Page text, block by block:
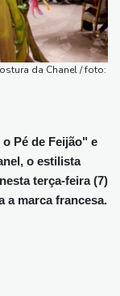
e avança às quartas
a se distanciar de
da Chanel / foto:
Pé de Feijão" e
o estilista
terça-feira (7)
a marca francesa.